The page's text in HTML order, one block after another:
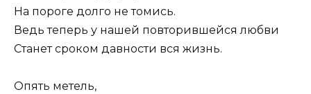
На пороге долго не томись.
Ведь теперь у нашей повторившейся любви
Станет сроком давности вся жизнь.
Опять метель,